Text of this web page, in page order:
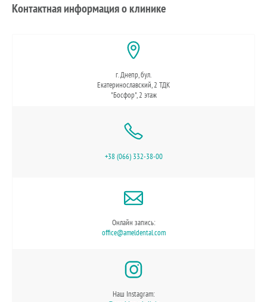
Контактная информация о клинике
г. Днепр, бул.
Екатеринославский, 2 ТДК
"Босфор", 2 этаж
+38 (066) 332-38-00
Онлайн запись:
office@ameldental.com
Наш Instagram: